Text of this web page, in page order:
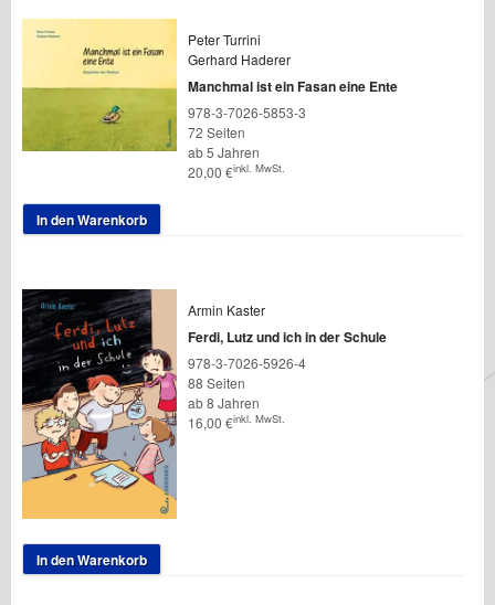
Peter Turrini
Gerhard Haderer
Manchmal ist ein Fasan eine Ente
978-3-7026-5853-3
72 Seiten
ab 5 Jahren
20,00 €inkl. MwSt.
In den Warenkorb
Armin Kaster
Ferdi, Lutz und ich in der Schule
978-3-7026-5926-4
88 Seiten
ab 8 Jahren
16,00 €inkl. MwSt.
In den Warenkorb